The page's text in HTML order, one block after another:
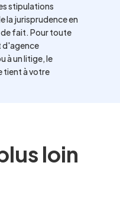
stipulations
la jurisprudence en
fait. Pour toute
d'agence
à un litige, le
tient à votre
loin